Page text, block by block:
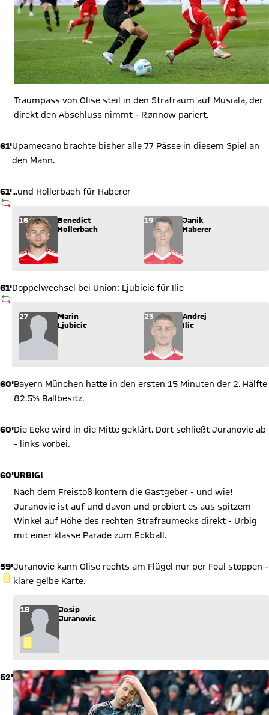
Traumpass von Olise steil in den Strafraum auf Musiala, der
direkt den Abschluss nimmt - Rønnow pariert.
61'Upamecano brachte bisher alle 77 Pässe in diesem Spiel an
den Mann.
61'
AUSWECHSLUNG
...und Hollerbach für Haberer
Wechsel: Benedict Hollerbach (16) kommt für Janik Haberer
16
Benedict
Hollerbach
19
Janik
Haberer
61'
AUSWECHSLUNG
Doppelwechsel bei Union: Ljubicic für Ilic
Wechsel: Marin Ljubicic (27) kommt für Andrej Ilic (23) ins
27
Marin
Ljubicic
23
Andrej
Ilic
60'Bayern München hatte in den ersten 15 Minuten der 2. Hälfte
82.5% Ballbesitz.
60'Die Ecke wird in die Mitte geklärt. Dort schließt Juranovic ab
- links vorbei.
60'URBIG!
Nach dem Freistoß kontern die Gastgeber - und wie!
Juranovic ist auf und davon und probiert es aus spitzem
Winkel auf Höhe des rechten Strafraumecks direkt - Urbig
mit einer klasse Parade zum Eckball.
59'
GELBE KARTE
Juranovic kann Olise rechts am Flügel nur per Foul stoppen -
klare gelbe Karte.
18
Josip
Juranovic
52'